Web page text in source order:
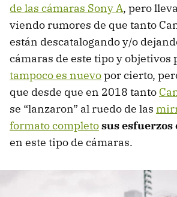
de las cámaras Sony A, pero
viendo rumores de que tanto
están descatalogando y/o
cámaras de este tipo y objetivos
tampoco es nuevopor cierto,
que desde que en 2018 tanto
se “lanzaron” al ruedo de las
formato completosus
en este tipo de cámaras.